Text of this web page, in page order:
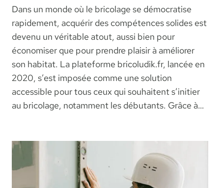
Dans un monde où le bricolage se démocratise
rapidement, acquérir des compétences solides est
devenu un véritable atout, aussi bien pour
économiser que pour prendre plaisir à améliorer
son habitat. La plateforme bricoludik.fr, lancée en
2020, s’est imposée comme une solution
accessible pour tous ceux qui souhaitent s’initier
au bricolage, notamment les débutants. Grâce à…